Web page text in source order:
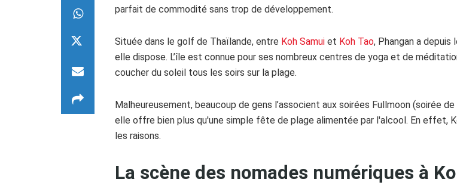
parfait de commodité sans trop de développement.
Située dans le golf de Thaïlande, entre Koh Samui et Koh Tao, Phangan a
elle dispose. L’île est connue pour ses nombreux centres de yoga et de
coucher du soleil tous les soirs sur la plage.
Malheureusement, beaucoup de gens l’associent aux soirées Fullmoon (soirée
elle offre bien plus qu'une simple fête de plage alimentée par l'alcool. En effet,
les raisons.
La scène des nomades numériques à